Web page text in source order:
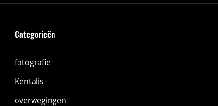
Categorieën
fotografie
Kentalis
overwegingen